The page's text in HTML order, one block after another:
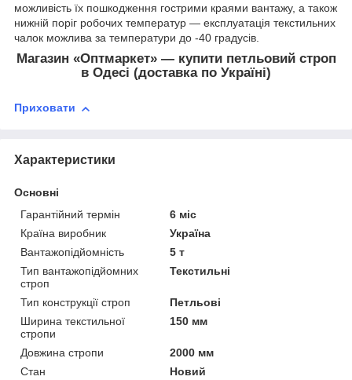
можливість їх пошкодження гострими краями вантажу, а також
нижній поріг робочих температур — експлуатація текстильних
чалок можлива за температури до -40 градусів.
Магазин «Оптмаркет» — купити петльовий строп
в Одесі (доставка по Україні)
Приховати
Характеристики
Основні
Гарантійний термін
6 міс
Країна виробник
Україна
Вантажопідйомність
5 т
Тип вантажопідйомних
строп
Текстильні
Тип конструкції строп
Петльові
Ширина текстильної
стропи
150 мм
Довжина стропи
2000 мм
Стан
Новий